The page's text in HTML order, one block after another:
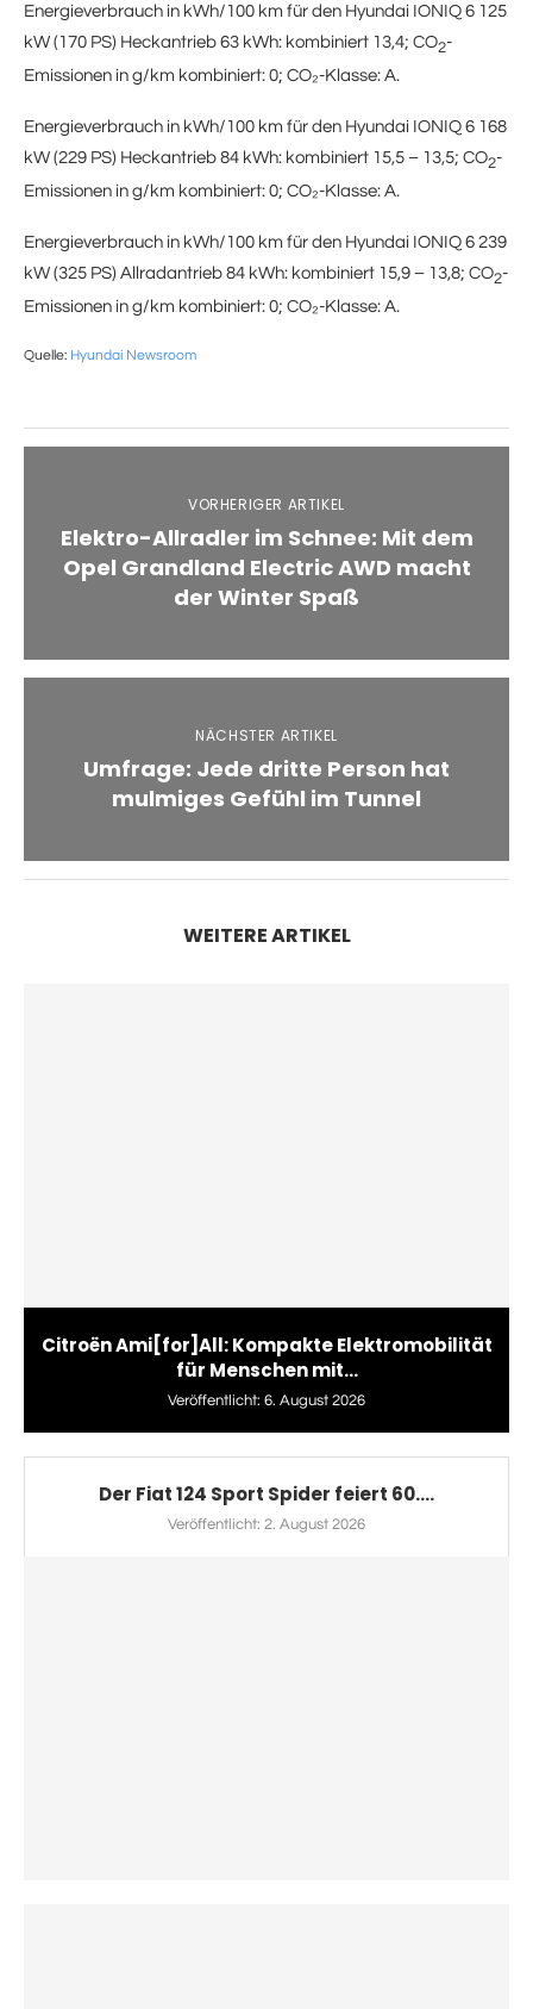
Energieverbrauch in kWh/100 km für den Hyundai IONIQ 6 125
kW (170 PS) Heckantrieb 63 kWh: kombiniert 13,4; CO2-
Emissionen in g/km kombiniert: 0; CO₂-Klasse: A.
Energieverbrauch in kWh/100 km für den Hyundai IONIQ 6 168
kW (229 PS) Heckantrieb 84 kWh: kombiniert 15,5 – 13,5; CO2-
Emissionen in g/km kombiniert: 0; CO₂-Klasse: A.
Energieverbrauch in kWh/100 km für den Hyundai IONIQ 6 239
kW (325 PS) Allradantrieb 84 kWh: kombiniert 15,9 – 13,8; CO2-
Emissionen in g/km kombiniert: 0; CO₂-Klasse: A.
Quelle: Hyundai Newsroom
VORHERIGER ARTIKEL
Elektro-Allradler im Schnee: Mit dem
Opel Grandland Electric AWD macht
der Winter Spaß
NÄCHSTER ARTIKEL
Umfrage: Jede dritte Person hat
mulmiges Gefühl im Tunnel
WEITERE ARTIKEL
Citroën Ami[for]All: Kompakte Elektromobilität
für Menschen mit...
Veröffentlicht: 6. August 2026
Der Fiat 124 Sport Spider feiert 60....
Veröffentlicht: 2. August 2026